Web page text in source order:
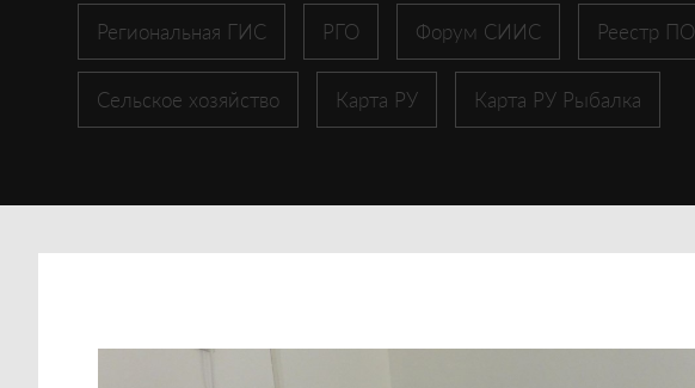
Региональная ГИС РГО Форум СИИС Реестр ПО
Сельское хозяйство Карта РУ Карта РУ Рыбалка